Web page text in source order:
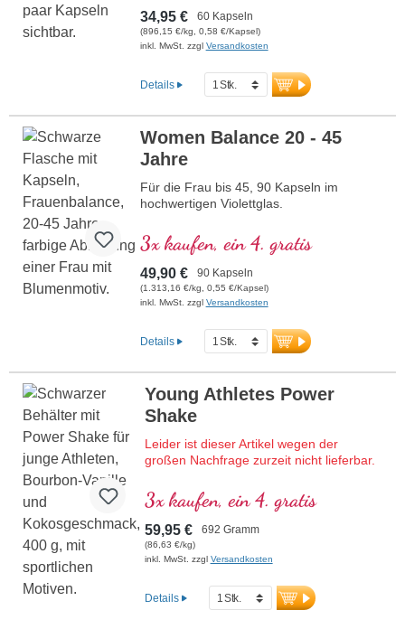
Adenosylcobalamin.
34,95 € 60 Kapseln
(896,15 €/kg, 0,58 €/Kapsel)
inkl. MwSt. zzgl Versandkosten
Details
Women Balance 20 - 45
Jahre
Für die Frau bis 45, 90 Kapseln im
hochwertigen Violettglas.
3x kaufen, ein 4. gratis
49,90 € 90 Kapseln
(1.313,16 €/kg, 0,55 €/Kapsel)
inkl. MwSt. zzgl Versandkosten
Details
Young Athletes Power
Shake
Leider ist dieser Artikel wegen der
großen Nachfrage zurzeit nicht lieferbar.
Hochwertiger Protein-Shake mit allen
essenziellen Aminosäuren (EAAs) und
Muskelaminosäuren (BCAAs),
angereichert mit Creatin, D-Ribose
(Muskelzucker) und Acetyl-L-Carnitin,
Mineralstoffe und Spurenelemente mit
Calcium und Vitamin D für starke
3x kaufen, ein 4. gratis
59,95 € 692 Gramm
(86,63 €/kg)
inkl. MwSt. zzgl Versandkosten
Details